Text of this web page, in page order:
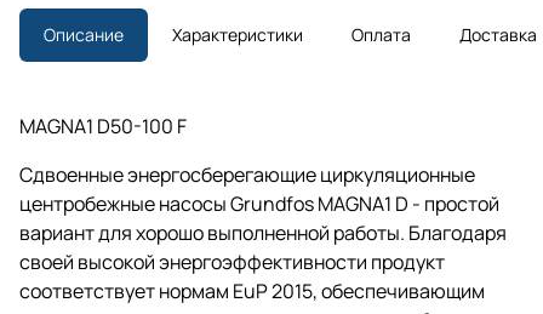
Описание Характеристики Оплата Доставка
MAGNA1 D50-100 F
Сдвоенные энергосберегающие циркуляционные
центробежные насосы Grundfos MAGNA1 D - простой
вариант для хорошо выполненной работы. Благодаря
своей высокой энергоэффективности продукт
соответствует нормам EuP 2015, обеспечивающим